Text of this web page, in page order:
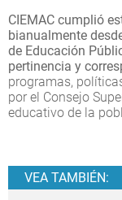
CIEMAC cumplió
bianualmente
de Educación
pertinencia y
programas,
por el Consejo
educativo de la
VEA TAMBIÉN: